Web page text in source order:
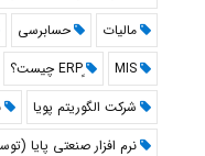
مالیات
حسابرسی
MIS
ٍERP چیست؟
شرکت الگوریتم پویا
نرم افزار صنعتی پایا